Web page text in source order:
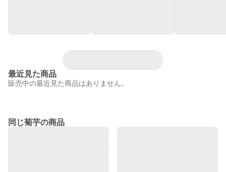
最近見た商品
販売中の最近見た商品はありません。
同じ菊芋の商品